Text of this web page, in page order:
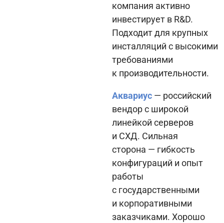
компания активно
инвестирует в R&D.
Подходит для крупных
инсталляций с высокими
требованиями
к производительности.
Аквариус — российский
вендор с широкой
линейкой серверов
и СХД. Сильная
сторона — гибкость
конфигураций и опыт
работы
с государственными
и корпоративными
заказчиками. Хорошо